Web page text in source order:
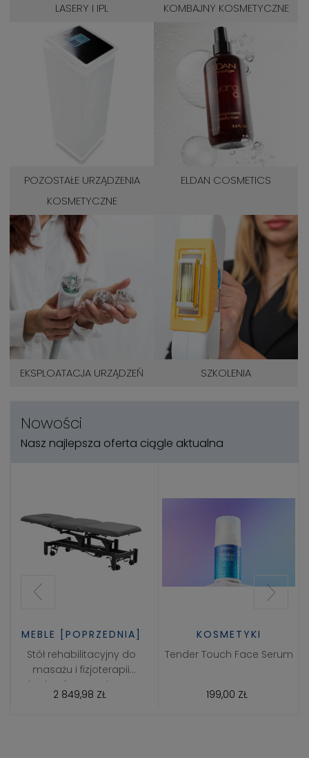
LASERY I IPL KOMBAJNY KOSMETYCZNE
POZOSTAŁE URZĄDZENIA
KOSMETYCZNE
ELDAN COSMETICS
EKSPLOATACJA URZĄDZEŃ SZKOLENIA
Nowości
Nasz najlepsza oferta ciągle aktualna
MEBLE [POPRZEDNIA]
Stół rehabilitacyjny do
masażu i fizjoterapii
hydrauliczny Balance
Solidum 3 Szary
2 849,98 ZŁ
KOSMETYKI
Tender Touch Face Serum
199,00 ZŁ